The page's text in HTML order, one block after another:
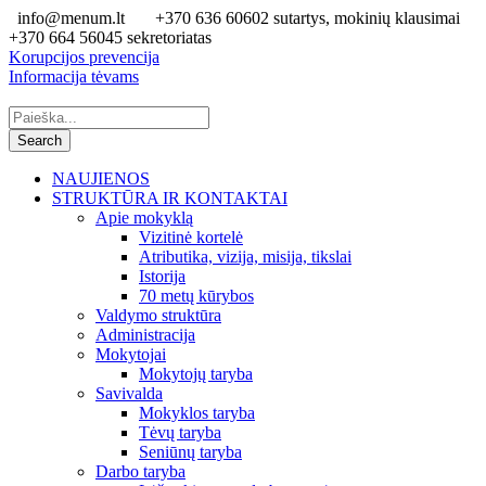
info@menum.lt
+370 636 60602 sutartys, mokinių klausimai
+370 664 56045 sekretoriatas
Korupcijos prevencija
Informacija tėvams
NAUJIENOS
STRUKTŪRA IR KONTAKTAI
Apie mokyklą
Vizitinė kortelė
Atributika, vizija, misija, tikslai
Istorija
70 metų kūrybos
Valdymo struktūra
Administracija
Mokytojai
Mokytojų taryba
Savivalda
Mokyklos taryba
Tėvų taryba
Seniūnų taryba
Darbo taryba